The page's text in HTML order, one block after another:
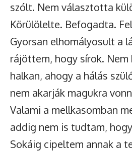
szólt. Nem választotta
Körülölelte. Befogadta.
Gyorsan elhomályosult a
rájöttem, hogy sírok. Nem
halkan, ahogy a hálás
nem akarják magukra
Valami a mellkasomban
addig nem is tudtam,
Sokáig cipeltem annak a